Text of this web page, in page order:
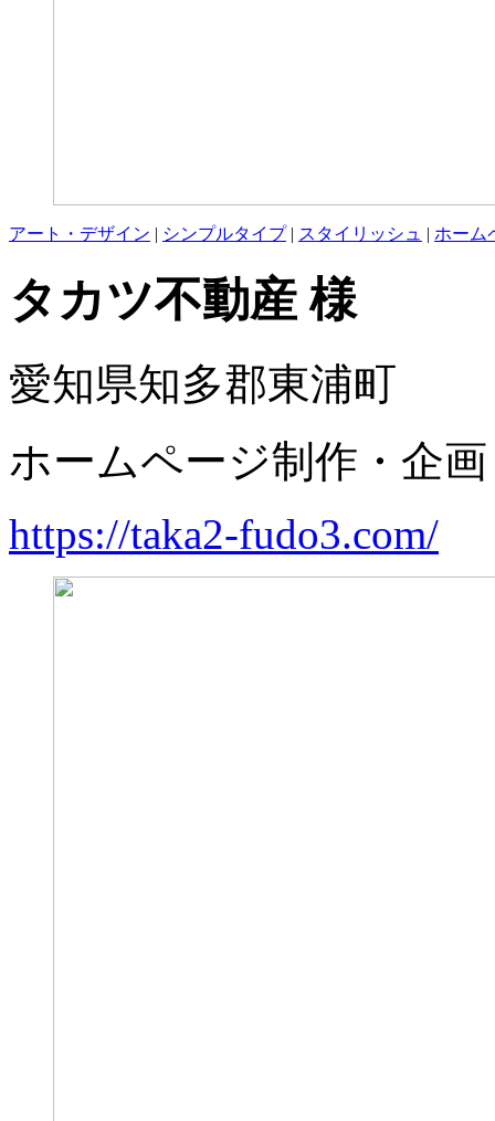
アート・デザイン | シンプルタイプ| スタイリッシュ | ホーム
タカツ不動産 様
愛知県知多郡東浦町
ホームページ制作・企
https://taka2-fudo3.com/